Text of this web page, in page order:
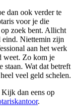
dan ook verder te
voor je die
op zoek bent. Allicht
eind. Niettemin zijn
aan het werk
weet. Zo kom je
staan. Wat dat betreft
veel geld schelen.
Kijk dan eens op
.